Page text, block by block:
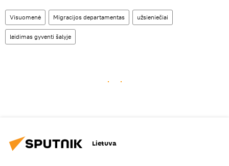
Visuomenė Migracijos departamentas užsieniečiai
leidimas gyventi šalyje
Lietuva